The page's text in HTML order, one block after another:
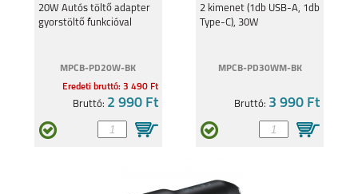
funkcióval
20W Autós töltő adapter
gyorstöltő funkcióval
MPCB-PD20W-BK
Eredeti bruttó: 3 490 Ft
Bruttó: 2 990 Ft
funkcióval 30W
2 kimenet (1db USB-A, 1db
Type-C), 30W
MPCB-PD30WM-BK
Bruttó: 3 990 Ft